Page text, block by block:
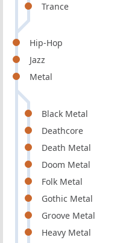
Trance
Hip-Hop
Jazz
Metal
Black Metal
Deathcore
Death Metal
Doom Metal
Folk Metal
Gothic Metal
Groove Metal
Heavy Metal